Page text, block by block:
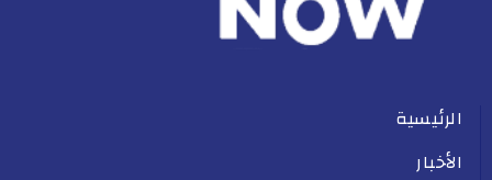
الرئيسية
الأخبار